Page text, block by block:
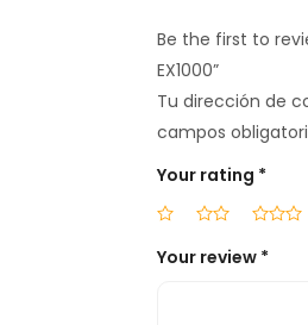
Be the first to
EX1000”
Tu dirección de
campos
Your rating *
Your review *